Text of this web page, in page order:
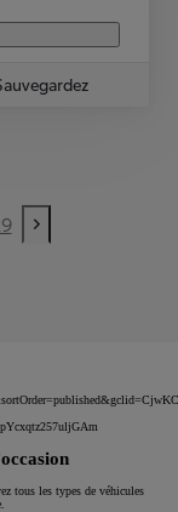
Next page
tous les types de véhicules